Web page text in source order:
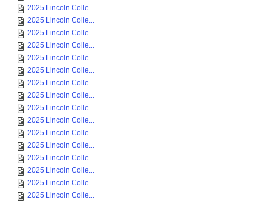
2025 Lincoln Colle...
2025 Lincoln Colle...
2025 Lincoln Colle...
2025 Lincoln Colle...
2025 Lincoln Colle...
2025 Lincoln Colle...
2025 Lincoln Colle...
2025 Lincoln Colle...
2025 Lincoln Colle...
2025 Lincoln Colle...
2025 Lincoln Colle...
2025 Lincoln Colle...
2025 Lincoln Colle...
2025 Lincoln Colle...
2025 Lincoln Colle...
2025 Lincoln Colle...